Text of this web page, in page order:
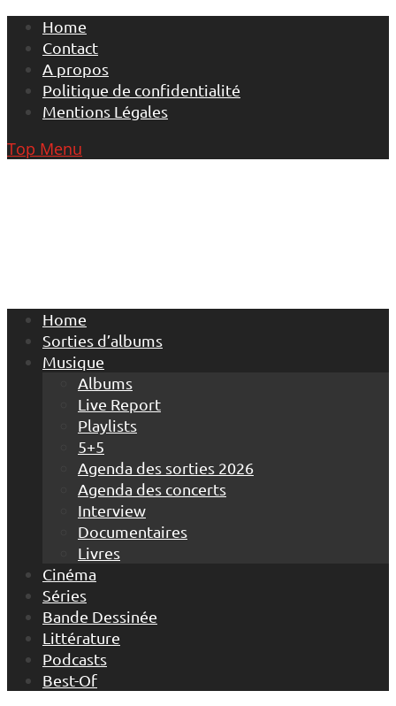
Skip
content
Home
Contact
A propos
Politique de confidentialité
Mentions Légales
Top Menu
Home
Sorties d’albums
Musique
Albums
Live Report
Playlists
5+5
Agenda des sorties 2026
Agenda des concerts
Interview
Documentaires
Livres
Cinéma
Séries
Bande Dessinée
Littérature
Podcasts
Best-Of